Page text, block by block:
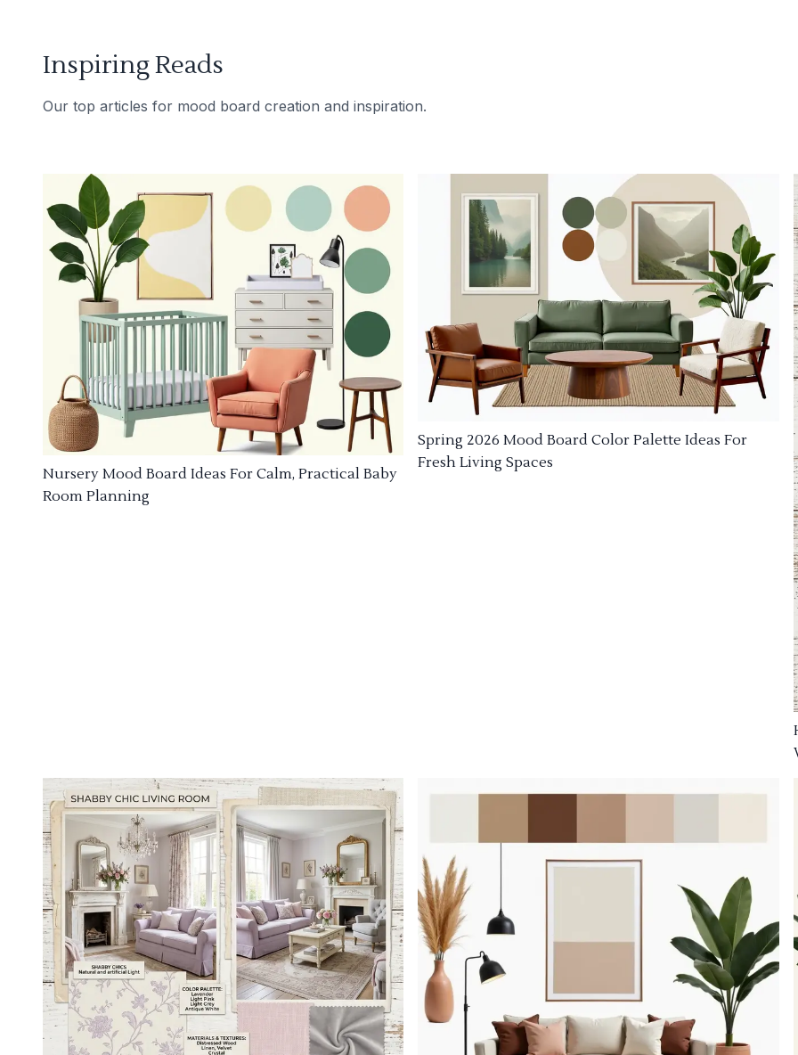
Inspiring Reads
Our top articles for mood board creation and inspiration.
Nursery Mood Board Ideas For Calm, Practical Baby
Room Planning
Spring 2026 Mood Board Color Palette Ideas For
Fresh Living Spaces